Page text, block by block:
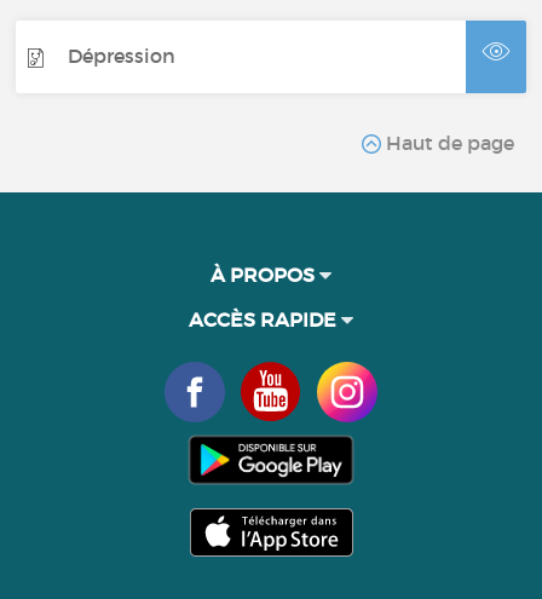
Dépression
Haut de page
À PROPOS
ACCÈS RAPIDE